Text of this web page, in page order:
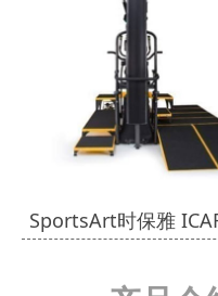
SportsArt时保雅